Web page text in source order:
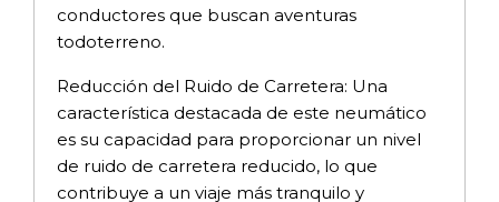
conductores que buscan aventuras
todoterreno.
Reducción del Ruido de Carretera: Una
característica destacada de este neumático
es su capacidad para proporcionar un nivel
de ruido de carretera reducido, lo que
contribuye a un viaje más tranquilo y